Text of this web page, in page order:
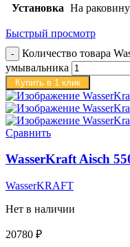
Установка На раковину
Быстрый просмотр
Количество товара
умывальника
Купить в 1 клик
Сравнить
WasserKraft Aisch
WasserKRAFT
Нет в наличии
20780 ₽